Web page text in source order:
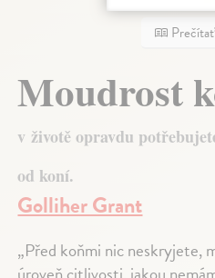
Moudrost
v životě opravdu
od koní.
Golliher Grant
„Před koňmi nic neskryjete,